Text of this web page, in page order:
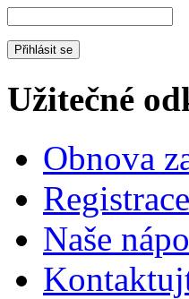
Užitečné
Obnova
Naše